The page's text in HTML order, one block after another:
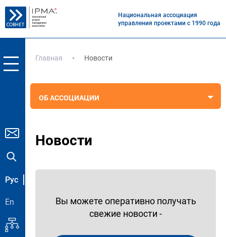
Национальная ассоциация
управления проектами с 1990 года
Рус
En
Главная Новости
ОБ АССОЦИАЦИИ
Новости
Вы можете оперативно получать
свежие новости -